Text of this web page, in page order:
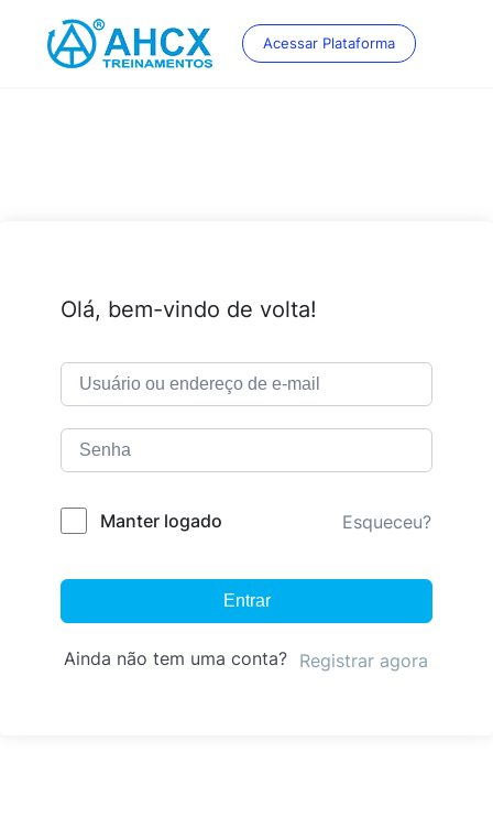
content
Acessar Plataforma
Olá, bem-vindo de volta!
Manter logado Esqueceu?
Entrar
Ainda não tem uma conta? Registrar agora